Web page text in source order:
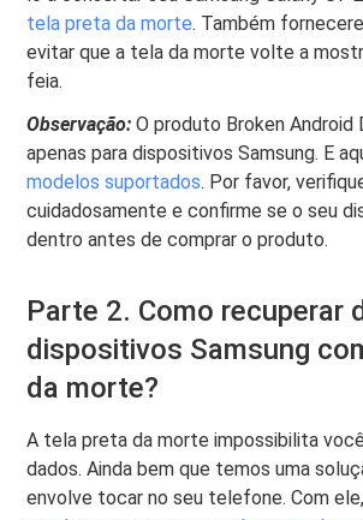
tela preta da morte. Também
evitar que a tela da morte volte a
feia.
Observação: O produto Broken Android
apenas para dispositivos Samsung. E
modelos suportados. Por favor,
cuidadosamente e confirme se o seu
dentro antes de comprar o produto.
Parte 2. Como recuperar
dispositivos Samsung
da morte?
A tela preta da morte impossibilita
dados. Ainda bem que temos uma
envolve tocar no seu telefone. Com